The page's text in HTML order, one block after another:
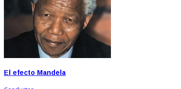
El efecto Mandela